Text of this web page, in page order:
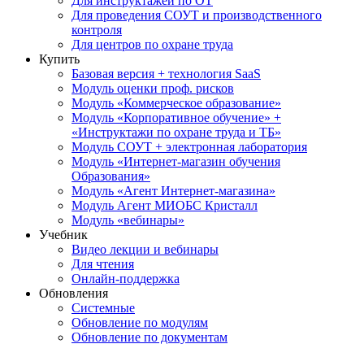
Для проведения СОУТ и производственного
контроля
Для центров по охране труда
Купить
Базовая версия + технология SaaS
Модуль оценки проф. рисков
Модуль «Коммерческое образование»
Модуль «Корпоративное обучение» +
«Инструктажи по охране труда и ТБ»
Модуль СОУТ + электронная лаборатория
Модуль «Интернет-магазин обучения
Образования»
Модуль «Агент Интернет-магазина»
Модуль Агент МИОБС Кристалл
Модуль «вебинары»
Учебник
Видео лекции и вебинары
Для чтения
Онлайн-поддержка
Обновления
Системные
Обновление по модулям
Обновление по документам